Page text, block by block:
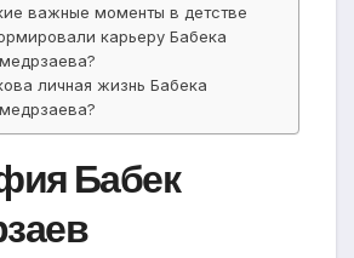
важные моменты в детстве
карьеру Бабека
личная жизнь Бабека
Бабек